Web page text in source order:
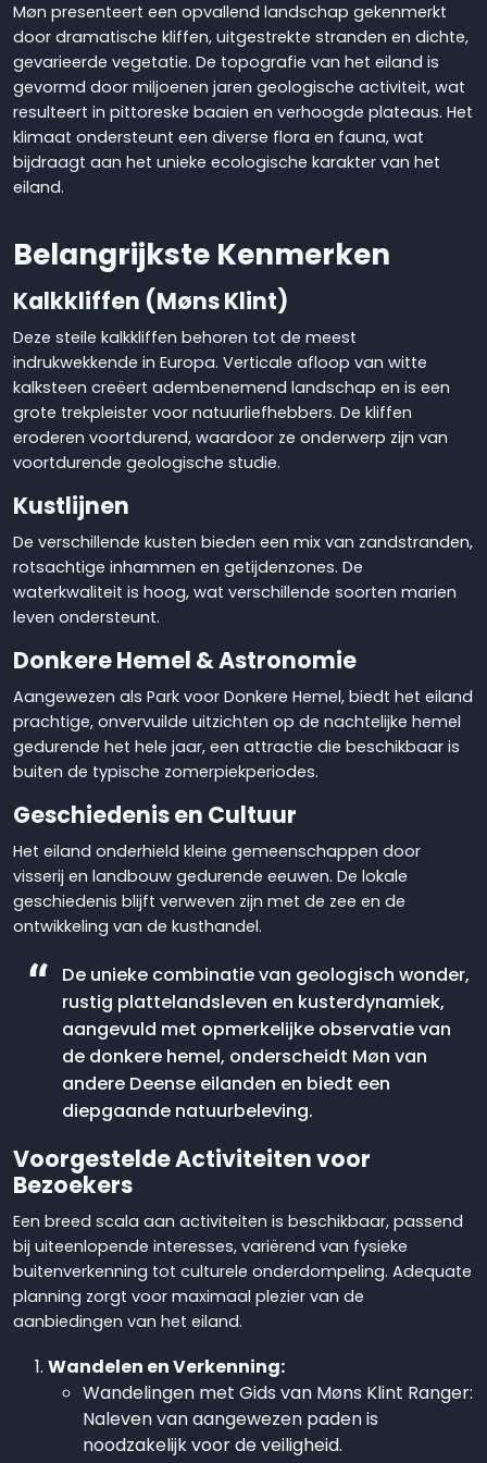
Møn presenteert een opvallend landschap gekenmerkt
door dramatische kliffen, uitgestrekte stranden en dichte,
gevarieerde vegetatie. De topografie van het eiland is
gevormd door miljoenen jaren geologische activiteit, wat
resulteert in pittoreske baaien en verhoogde plateaus. Het
klimaat ondersteunt een diverse flora en fauna, wat
bijdraagt aan het unieke ecologische karakter van het
eiland.
Belangrijkste Kenmerken
Kalkkliffen (Møns Klint)
Deze steile kalkkliffen behoren tot de meest
indrukwekkende in Europa. Verticale afloop van witte
kalksteen creëert adembenemend landschap en is een
grote trekpleister voor natuurliefhebbers. De kliffen
eroderen voortdurend, waardoor ze onderwerp zijn van
voortdurende geologische studie.
Kustlijnen
De verschillende kusten bieden een mix van zandstranden,
rotsachtige inhammen en getijdenzones. De
waterkwaliteit is hoog, wat verschillende soorten marien
leven ondersteunt.
Donkere Hemel & Astronomie
Aangewezen als Park voor Donkere Hemel, biedt het eiland
prachtige, onvervuilde uitzichten op de nachtelijke hemel
gedurende het hele jaar, een attractie die beschikbaar is
buiten de typische zomerpiekperiodes.
Geschiedenis en Cultuur
Het eiland onderhield kleine gemeenschappen door
visserij en landbouw gedurende eeuwen. De lokale
geschiedenis blijft verweven zijn met de zee en de
ontwikkeling van de kusthandel.
De unieke combinatie van geologisch wonder,
rustig plattelandsleven en kusterdynamiek,
aangevuld met opmerkelijke observatie van
de donkere hemel, onderscheidt Møn van
andere Deense eilanden en biedt een
diepgaande natuurbeleving.
Voorgestelde Activiteiten voor
Bezoekers
Een breed scala aan activiteiten is beschikbaar, passend
bij uiteenlopende interesses, variërend van fysieke
buitenverkenning tot culturele onderdompeling. Adequate
planning zorgt voor maximaal plezier van de
aanbiedingen van het eiland.
Wandelen en Verkenning:
Wandelingen met Gids van Møns Klint Ranger:
Naleven van aangewezen paden is
noodzakelijk voor de veiligheid.